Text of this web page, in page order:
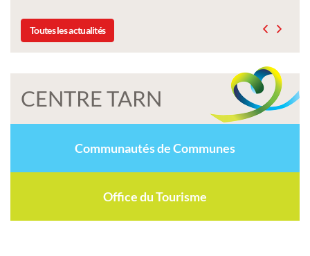
Toutes les actualités
CENTRE TARN
Communautés de Communes
Office du Tourisme